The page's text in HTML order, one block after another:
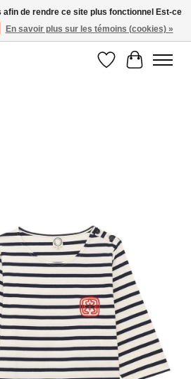
de 250$ et plus
Liste dePanier
de rendre ce site plus fonctionnel Est-ce
En savoir plus sur les témoins (cookies) »